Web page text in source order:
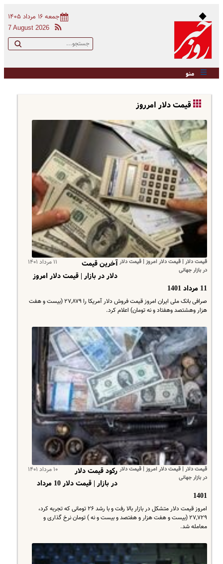
جمعه ۱۶ مرداد ۱۴۰۵
7 August 2026
منو
قیمت دلار امرروز
قیمت دلار | قیمت دلار امروز | قیمت دلار
در بازار جهانی
۱۱ مرداد ۱۴۰۱
آخرین قیمت
دلار در بازار | قیمت دلار امروز
11 مرداد 1401
صرافی بانک ملی ایران امروز قیمت فروش دلار آمریکا را ۲۷,۸۷۹ (بیست و هفت
هزار وهشتصد وهفتاد و نه تومان) اعلام کرد.
قیمت دلار | قیمت دلار امروز | قیمت دلار
در بازار جهانی
۱۰ مرداد ۱۴۰۱
رکود قیمت دلار
در بازار | قیمت دلار 10 مرداد
1401
امروز قیمت دلار متشکل در بازار بالا رفت و با رشد ۲۶ تومانی که تجربه کرد،
۲۷,۷۲۹ (بیست و هفت هزار و هفتصد و بیست و نه ) تومان نرخ گذاری و
معامله شد.